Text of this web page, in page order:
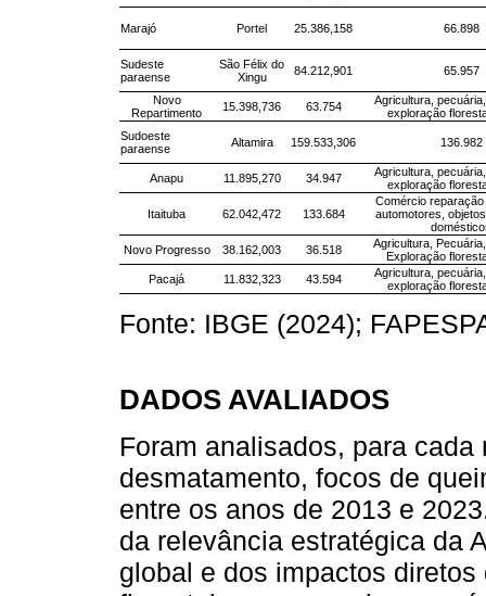
Marajó Portel 25.386,158 66.898
Sudeste
paraense
São Félix do
Xingu
84.212,901 65.957
Novo
Repartimento
15.398,736 63.754
Agricultura,
exploração
Sudoeste
paraense
Altamira 159.533,306 136.982
Anapu 11.895,270 34.947
Agricultura,
exploração
Itaituba 62.042,472 133.684
Comércio
automotores,
Novo Progresso
38.162,003 36.518
Agricultura,
Exploração
Pacajá
11.832,323 43.594
Agricultura,
exploração
Fonte: IBGE (2024);
DADOS AVALIADOS
Foram analisados, para
desmatamento, focos de
entre os anos de 2013 e
da relevância estratégica da
global e dos impactos